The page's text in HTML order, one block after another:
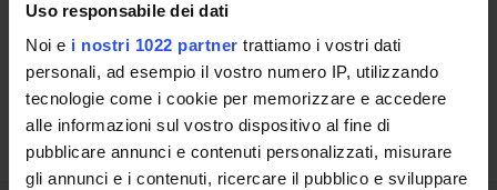
Uso responsabile dei dati
Noi e i nostri 1022 partner trattiamo i vostri dati
personali, ad esempio il vostro numero IP, utilizzando
tecnologie come i cookie per memorizzare e accedere
alle informazioni sul vostro dispositivo al fine di
pubblicare annunci e contenuti personalizzati, misurare
gli annunci e i contenuti, ricercare il pubblico e sviluppare
Places
Calendar